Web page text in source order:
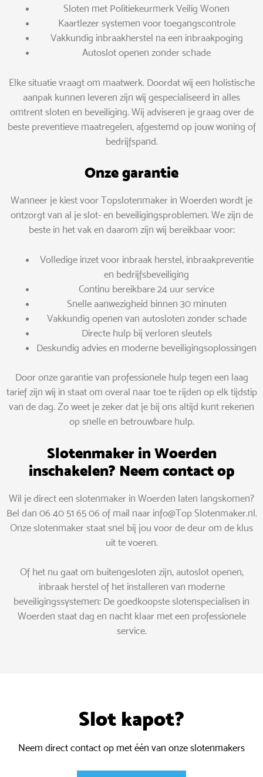
Sloten met Politiekeurmerk Veilig Wonen
Kaartlezer systemen voor toegangscontrole
Vakkundig inbraakherstel na een inbraakpoging
Autoslot openen zonder schade
Elke situatie vraagt om maatwerk. Doordat wij een holistische
aanpak kunnen leveren zijn wij gespecialiseerd in alles
omtrent sloten en beveiliging. Wij adviseren je graag over de
beste preventieve maatregelen, afgestemd op jouw woning of
bedrijfspand.
Onze garantie
Wanneer je kiest voor Topslotenmaker in Woerden wordt je
ontzorgt van al je slot- en beveiligingsproblemen. We zijn de
beste in het vak en daarom zijn wij bereikbaar voor:
Volledige inzet voor inbraak herstel, inbraakpreventie
en bedrijfsbeveiliging
Continu bereikbare 24 uur service
Snelle aanwezigheid binnen 30 minuten
Vakkundig openen van autosloten zonder schade
Directe hulp bij verloren sleutels
Deskundig advies en moderne beveiligingsoplossingen
Door onze garantie van professionele hulp tegen een laag
tarief zijn wij in staat om overal naar toe te rijden op elk tijdstip
van de dag. Zo weet je zeker dat je bij ons altijd kunt rekenen
op snelle en betrouwbare hulp.
Slotenmaker in Woerden
inschakelen? Neem contact op
Wil je direct een slotenmaker in Woerden laten langskomen?
Bel dan 06 40 51 65 06 of mail naar info@Top Slotenmaker.nl.
Onze slotenmaker staat snel bij jou voor de deur om de klus
uit te voeren.
Of het nu gaat om buitengesloten zijn, autoslot openen,
inbraak herstel of het installeren van moderne
beveiligingssystemen: De goedkoopste slotenspecialisen in
Woerden staat dag en nacht klaar met een professionele
service.
Slot kapot?
Neem direct contact op met één van onze slotenmakers